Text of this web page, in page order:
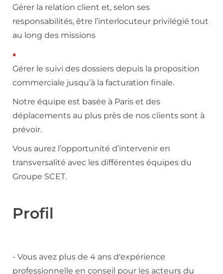
Gérer la relation client et, selon ses
responsabilités, être l’interlocuteur privilégié tout
au long des missions
Gérer le suivi des dossiers depuis la proposition
commerciale jusqu’à la facturation finale.
Notre équipe est basée à Paris et des
déplacements au plus près de nos clients sont à
prévoir.
Vous aurez l’opportunité d’intervenir en
transversalité avec les différentes équipes du
Groupe SCET.
Profil
- Vous avez plus de 4 ans d'expérience
professionnelle en conseil pour les acteurs du